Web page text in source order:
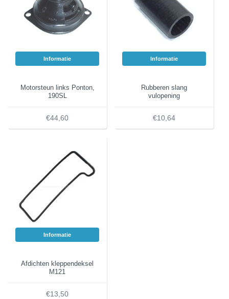
Informatie
Motorsteun links Ponton,
190SL
€44,60
Informatie
Rubberen slang
vulopening
€10,64
Informatie
Afdichten kleppendeksel
M121
€13,50